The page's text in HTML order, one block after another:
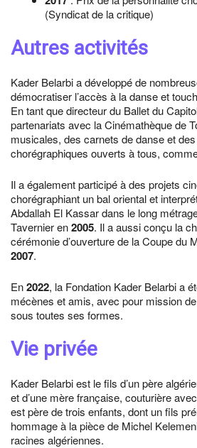
(Syndicat de la critique)
Autres activités
Kader Belarbi a développé de
démocratiser l’accès à la danse et
En tant que directeur du Ballet du
partenariats avec la Cinémathèque de
musicales, des carnets de danse et
chorégraphiques ouverts à tous,
Il a également participé à des projets
chorégraphiant un bal oriental et
Abdallah El Kassar dans le long
Tavernier en2005. Il a aussi conçu la
cérémonie d’ouverture de la Coupe du
2007.
En2022, la Fondation Kader Belarbi a
mécènes et amis, avec pour mission
sous toutes ses formes.
Vie privée
Kader Belarbi est le fils d’un père
et d’une mère française, couturière
est père de trois enfants, dont un fils
hommage à la pièce de Michel
racines algériennes.